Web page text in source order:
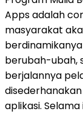
Apps adalah
masyarakat
berubah-ubah,
berjalannya
aplikasi.